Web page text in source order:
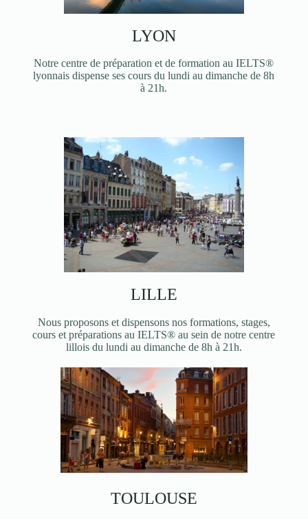
LYON
Notre centre de préparation et de formation au IELTS®
lyonnais dispense ses cours du lundi au dimanche de 8h
à 21h.
LILLE
Nous proposons et dispensons nos formations, stages,
cours et préparations au IELTS® au sein de notre centre
lillois du lundi au dimanche de 8h à 21h.
TOULOUSE